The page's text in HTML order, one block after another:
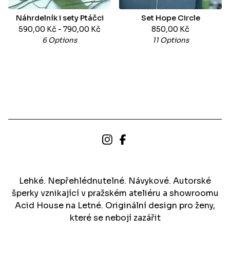
Náhrdelník i sety Ptáčci
590,00 Kč - 790,00 Kč
6 Options
Set Hope Circle
850,00 Kč
11 Options
Lehké. Nepřehlédnutelné. Návykové. Autorské
šperky vznikající v pražském ateliéru a showroomu
Acid House na Letné. Originální design pro ženy,
které se nebojí zazářit